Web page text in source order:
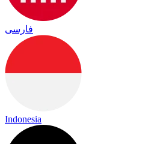
فارسی
Indonesia